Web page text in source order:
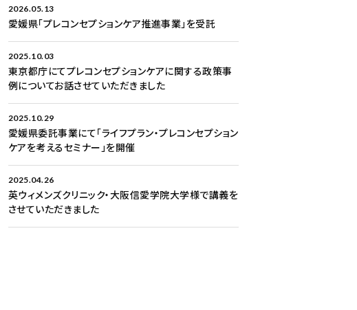
2026.05.13
愛媛県「プレコンセプションケア推進事業」を受託
2025.10.03
東京都庁にてプレコンセプションケアに関する政策事
例についてお話させていただきました
2025.10.29
愛媛県委託事業にて「ライフプラン・プレコンセプション
ケアを考えるセミナー」を開催
2025.04.26
英ウィメンズクリニック・大阪信愛学院大学様で講義を
させていただきました